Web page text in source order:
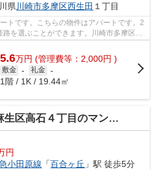
県 川崎市多摩区西生田 １丁目
トです。こちらの物件はアパートです。2
を選ぶことができます。川崎市多摩区エ
地域...
5.6万円 (管理費等：2,000円 )
敷金 - 礼金 -
1階 / 1K / 19.44㎡
区高石４丁目のマンション
円
小田原線 「百合ヶ丘 」駅 徒歩5分